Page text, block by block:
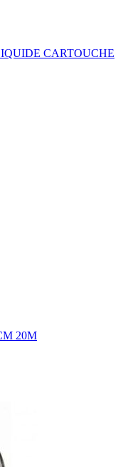
CARTOUCHE
20M